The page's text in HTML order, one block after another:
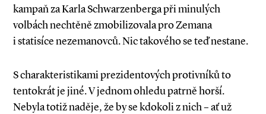
kampaň za Karla Schwarzenberga při minulých
volbách nechtěně zmobilizovala pro Zemana
i statisíce nezemanovců. Nic takového se teď nestane.
S charakteristikami prezidentových protivníků to
tentokrát je jiné. V jednom ohledu patrně horší.
Nebyla totiž naděje, že by se kdokoli z nich – ať už